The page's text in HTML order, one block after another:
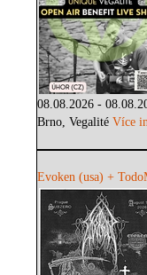
08.08.2026 -
Brno, VegalitéVíce
Evoken (usa) +